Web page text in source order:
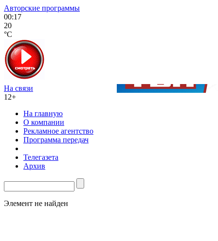
Авторские программы
00:17
20
°C
На связи
12+
На главную
О компании
Рекламное агентство
Программа передач
Телегазета
Архив
Элемент не найден